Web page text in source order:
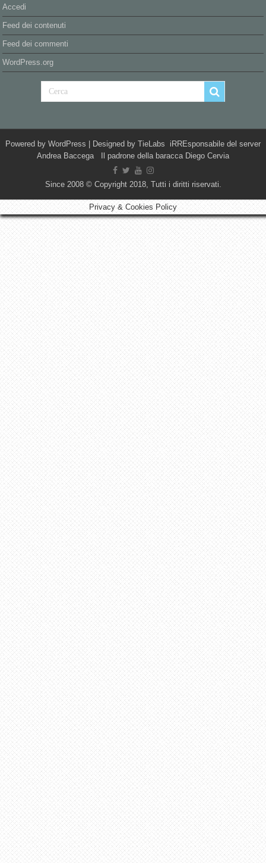
Accedi
Feed dei contenuti
Feed dei commenti
WordPress.org
Powered by WordPress | Designed by TieLabs iRREsponsabile del server
Andrea Baccega Il padrone della baracca Diego Cervia
Since 2008 © Copyright 2018, Tutti i diritti riservati.
Privacy & Cookies Policy